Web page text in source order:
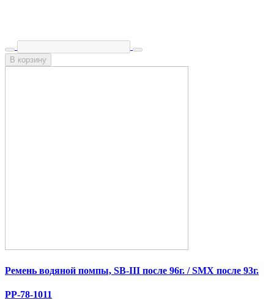
В корзину
Ремень водяной помпы, SB-III после 96г. /​ SMX после 93г.
PP-78-1011